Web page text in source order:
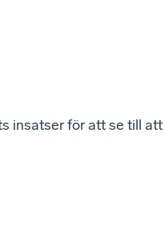
insatser för att se till